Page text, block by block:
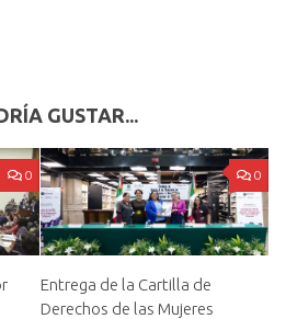
GUSTAR...
0 0
Entrega de la Cartilla de
Derechos de las Mujeres